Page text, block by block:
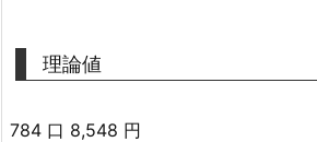
理論値
784 口 8,548 円